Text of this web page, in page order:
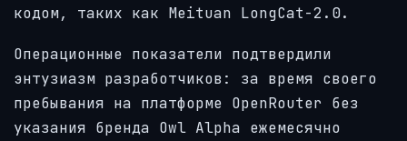
кодом, таких как Meituan LongCat-2.0.
Операционные показатели подтвердили
энтузиазм разработчиков: за время своего
пребывания на платформе OpenRouter без
указания бренда Owl Alpha ежемесячно